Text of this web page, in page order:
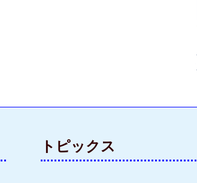
トピックス